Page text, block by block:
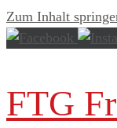
Zum Inhalt
FTG